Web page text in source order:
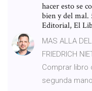
hacer esto se
bien y del mal.
Editorial, El
MAS ALLA
FRIEDRICH
Comprar libro
segunda